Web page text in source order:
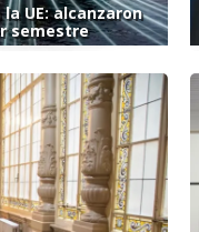
UE: alcanzaron
semestre